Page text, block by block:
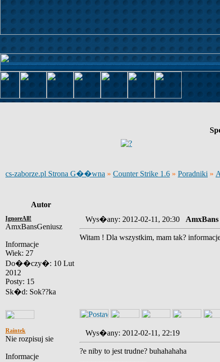
cs-zaborze.pl Strona G��wna » Counter Strike 1.6 » Poradniki »
Autor
IgnoreAll!
AmxBansGeniusz
Informacje
Wiek: 27
Do��czy�: 10 Lut
2012
Posty: 15
Sk�d: Sok??ka
Wys�any: 2012-02-11, 20:30 AmxBans
Witam ! Dla wszystkim, mam tak?
Raintek
Nie rozpisuj sie
Informacje
Wys�any: 2012-02-11, 22:19
?e niby to jest trudne? buhahahaha